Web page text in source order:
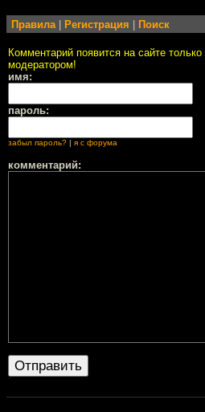
Правила| Регистрация Поиск
Комментарий появится на сайте
модератором!
имя:
пароль:
забыл пароль? | я с форума
комментарий: